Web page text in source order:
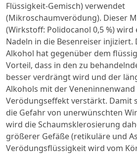
Flüssigkeit-Gemisch) verwendet
(Mikroschaumverödung). Dieser
(Wirkstoff: Polidocanol 0,5 %)
Nadeln in die Besenreiser
Alkohol hat gegenüber dem
Vorteil, dass in den zu
besser verdrängt wird und der
Alkohols mit der Veneninnenwand
Verödungseffekt verstärkt. Damit
die Gefahr von unerwünschten
wird die Schaumsklerosierung
größerer Gefäße (retikuläre und
Verödungsflüssigkeit wird vom